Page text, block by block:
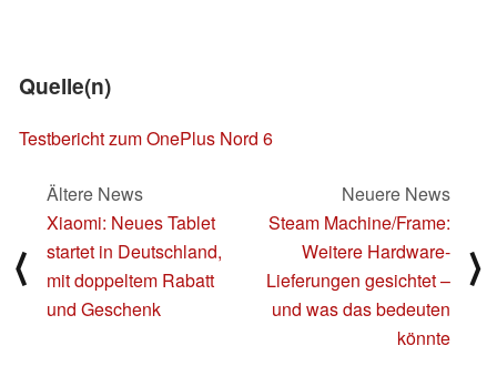
Quelle(n)
Testbericht zum OnePlus Nord 6
⟨
Ältere News
Xiaomi: Neues Tablet
startet in Deutschland,
mit doppeltem Rabatt
und Geschenk
Neuere News
Steam Machine/Frame:
Weitere Hardware-
Lieferungen gesichtet –
und was das bedeuten
könnte
⟩